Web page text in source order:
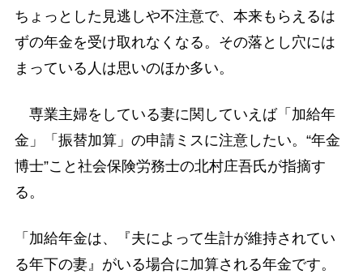
ちょっとした見逃しや不注意で、本来もらえるは
ずの年金を受け取れなくなる。その落とし穴には
まっている人は思いのほか多い。
専業主婦をしている妻に関していえば「加給年
金」「振替加算」の申請ミスに注意したい。“年金
博士”こと社会保険労務士の北村庄吾氏が指摘す
る。
「加給年金は、『夫によって生計が維持されてい
る年下の妻』がいる場合に加算される年金です。